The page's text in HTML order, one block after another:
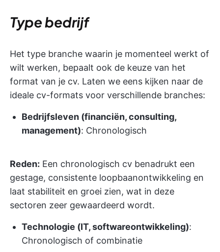
Type bedrijf
Het type branche waarin je momenteel werkt of
wilt werken, bepaalt ook de keuze van het
format van je cv. Laten we eens kijken naar de
ideale cv-formats voor verschillende branches:
Bedrijfsleven (financiën, consulting,
management): Chronologisch
Reden: Een chronologisch cv benadrukt een
gestage, consistente loopbaanontwikkeling en
laat stabiliteit en groei zien, wat in deze
sectoren zeer gewaardeerd wordt.
Technologie (IT, softwareontwikkeling):
Chronologisch of combinatie